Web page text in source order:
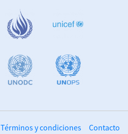
Términos y condiciones Contacto